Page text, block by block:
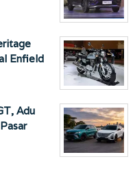
Enfield
Adu